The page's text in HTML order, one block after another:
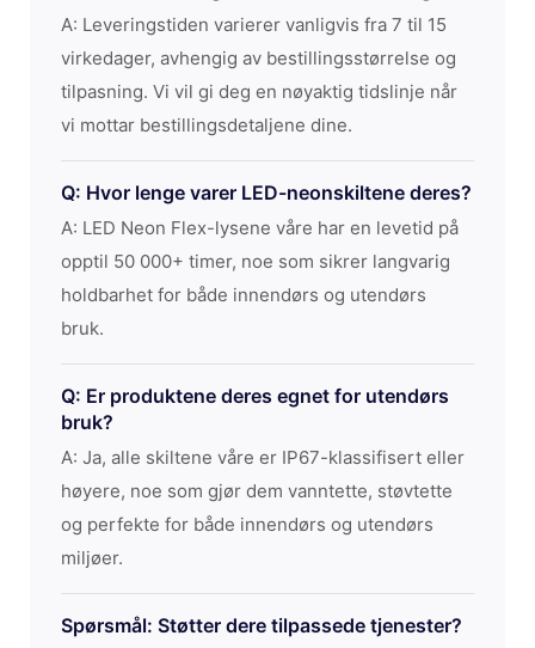
A: Leveringstiden varierer vanligvis fra 7 til 15
virkedager, avhengig av bestillingsstørrelse og
tilpasning. Vi vil gi deg en nøyaktig tidslinje når
vi mottar bestillingsdetaljene dine.
Q: Hvor lenge varer LED-neonskiltene deres?
A: LED Neon Flex-lysene våre har en levetid på
opptil 50 000+ timer, noe som sikrer langvarig
holdbarhet for både innendørs og utendørs
bruk.
Q: Er produktene deres egnet for utendørs
bruk?
A: Ja, alle skiltene våre er IP67-klassifisert eller
høyere, noe som gjør dem vanntette, støvtette
og perfekte for både innendørs og utendørs
miljøer.
Spørsmål: Støtter dere tilpassede tjenester?